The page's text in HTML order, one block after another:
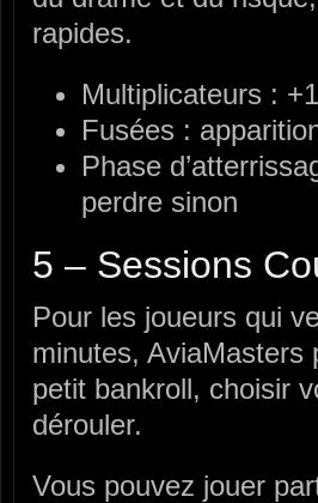
rapides.
Multiplicateurs :
Fusées :
Phase
perdre sinon
5 – Sessions
Pour les joueurs qui
minutes, AviaMasters
petit bankroll, choisir
dérouler.
Vous pouvez jouer